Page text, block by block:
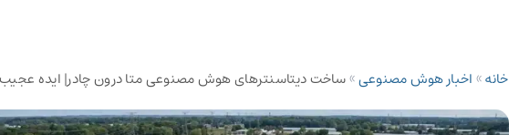
خانه»اخبار هوش مصنوعی»ساخت دیتاسنترهای هوش مصنوعی متا درون چادر| ایده عجیب